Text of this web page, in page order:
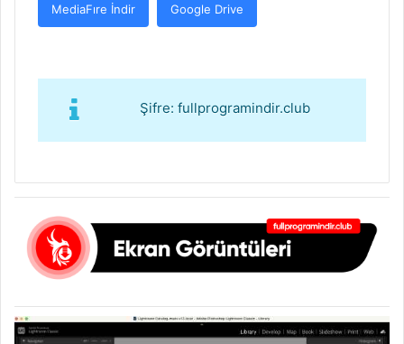
MediaFıre İndir Google Drive
Şifre: fullprogramindir.club